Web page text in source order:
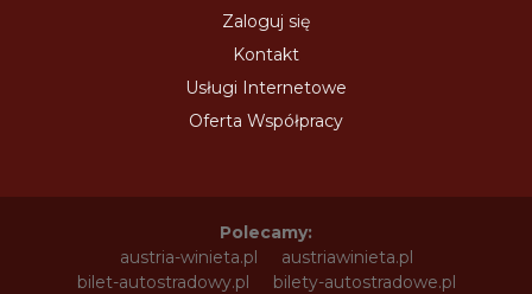
Zaloguj się
Kontakt
Usługi Internetowe
Oferta Współpracy
Polecamy:
austria-winieta.pl
austriawinieta.pl
bilet-autostradowy.pl
bilety-autostradowe.pl